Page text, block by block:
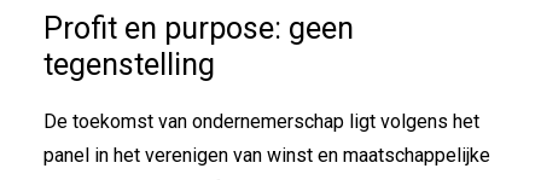
Profit en purpose: geen
tegenstelling
De toekomst van ondernemerschap ligt volgens het
panel in het verenigen van winst en maatschappelijke